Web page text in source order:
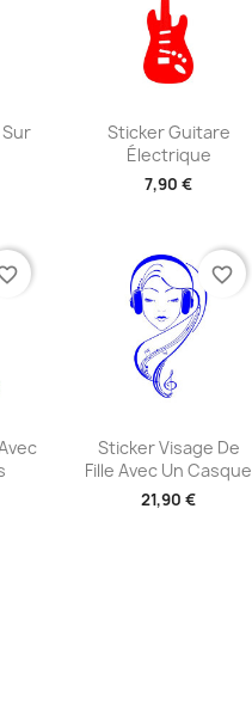
Aperçu rapide
+2
Sticker Guitare
Électrique
7,90 €
Aperçu rapide
+2
Sticker Visage De
Fille Avec Un Casque
21,90 €
favorite_border